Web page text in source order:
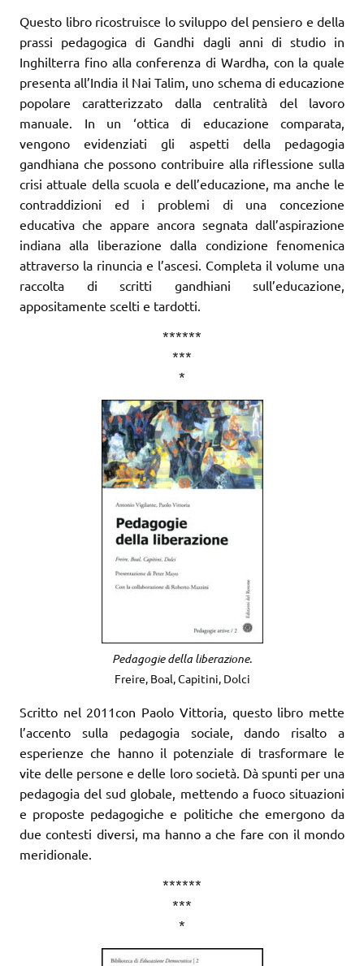
Questo libro ricostruisce lo sviluppo del pensiero e della
prassi pedagogica di Gandhi dagli anni di studio in
Inghilterra fino alla conferenza di Wardha, con la quale
presenta all’India il Nai Talim, uno schema di educazione
popolare caratterizzato dalla centralità del lavoro
manuale. In un ‘ottica di educazione comparata,
vengono evidenziati gli aspetti della pedagogia
gandhiana che possono contribuire alla riflessione sulla
crisi attuale della scuola e dell’educazione, ma anche le
contraddizioni ed i problemi di una concezione
educativa che appare ancora segnata dall’aspirazione
indiana alla liberazione dalla condizione fenomenica
attraverso la rinuncia e l’ascesi. Completa il volume una
raccolta di scritti gandhiani sull’educazione,
appositamente scelti e tardotti.
******
***
*
Pedagogie della liberazione.
Freire, Boal, Capitini, Dolci
Scritto nel 2011con Paolo Vittoria, questo libro mette
l’accento sulla pedagogia sociale, dando risalto a
esperienze che hanno il potenziale di trasformare le
vite delle persone e delle loro società. Dà spunti per una
pedagogia del sud globale, mettendo a fuoco situazioni
e proposte pedagogiche e politiche che emergono da
due contesti diversi, ma hanno a che fare con il mondo
meridionale.
******
***
*